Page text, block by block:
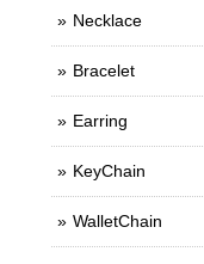
Necklace
Bracelet
Earring
KeyChain
WalletChain